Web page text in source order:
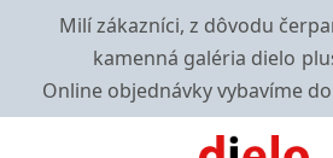
Milí zákazníci, z dôvodu
kamenná galéria dielo
Online objednávky vybavíme